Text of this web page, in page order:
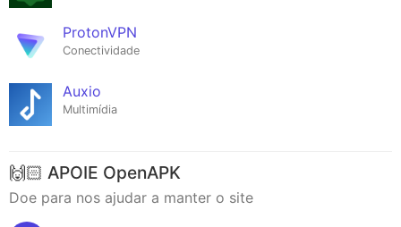
ProtonVPN
Conectividade
Auxio
Multimídia
🙌🏻 APOIE OpenAPK
Doe para nos ajudar a manter o site